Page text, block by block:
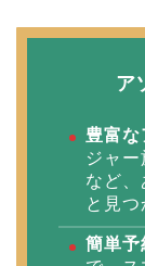
ア
豊富な
ジャ
など、
と見つ
簡単予